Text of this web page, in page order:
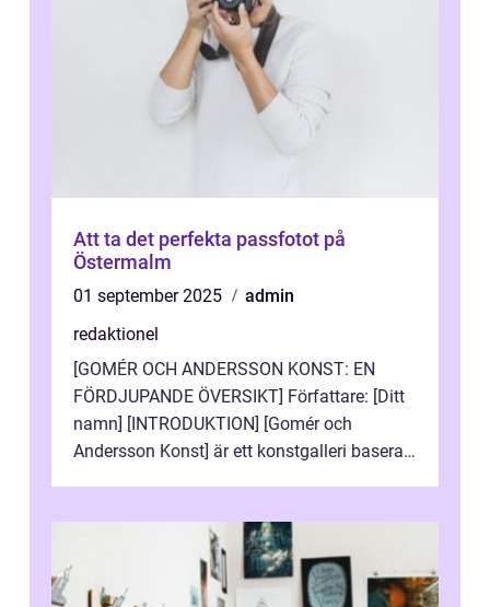
Att ta det perfekta passfotot på
Östermalm
01 september 2025
admin
redaktionel
[GOMÉR OCH ANDERSSON KONST: EN
FÖRDJUPANDE ÖVERSIKT] Författare: [Ditt
namn] [INTRODUKTION] [Gomér och
Andersson Konst] är ett konstgalleri baserat